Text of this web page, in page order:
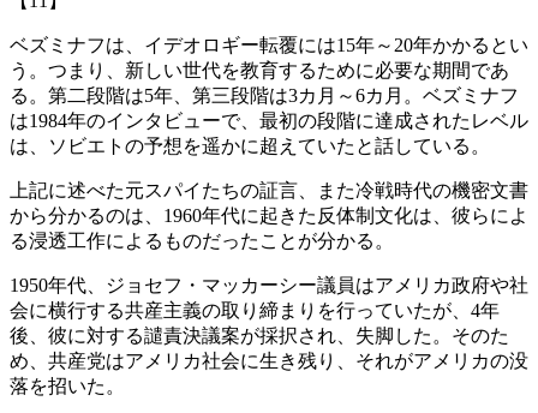
ベズミナフは、イデオロギー転覆には15年～20年かかるとい
う。つまり、新しい世代を教育するために必要な期間であ
る。第二段階は5年、第三段階は3カ月～6カ月。ベズミナフ
は1984年のインタビューで、最初の段階に達成されたレベル
は、ソビエトの予想を遥かに超えていたと話している。
上記に述べた元スパイたちの証言、また冷戦時代の機密文書
から分かるのは、1960年代に起きた反体制文化は、彼らによ
る浸透工作によるものだったことが分かる。
1950年代、ジョセフ・マッカーシー議員はアメリカ政府や社
会に横行する共産主義の取り締まりを行っていたが、4年
後、彼に対する譴責決議案が採択され、失脚した。そのた
め、共産党はアメリカ社会に生き残り、それがアメリカの没
落を招いた。